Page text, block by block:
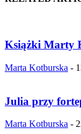
Książki Marty
Marta Kotburska -
Julia przy
Marta Kotburska -